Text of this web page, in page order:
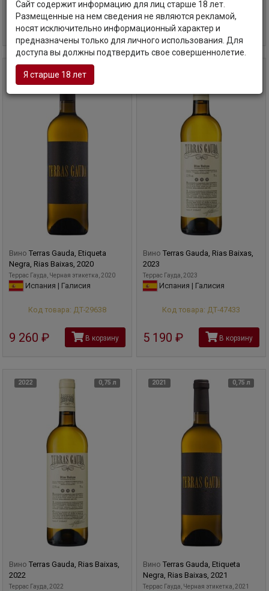
3 170 руб В корзину 13 070 рубВ корзину
2020
Вино Terras Gauda, Etiqueta
Negra, Rias Baixas, 2020
Террас Гауда, Черная этикетка, 2020
Испания | Галисия
Код товара: ДТ-29638
9 260 руб В корзину
Вино Terras Gauda, Rias Baixas,
2023
Террас Гауда, 2023
Испания | Галисия
Код товара: ДТ-47433
5 190 руб В корзину
2022 0,75 л
Вино Terras Gauda, Rias Baixas,
2022
Террас Гауда, 2022
2021 0,75 л
Вино Terras Gauda, Etiqueta
Negra, Rias Baixas, 2021
Террас Гауда, Черная этикетка, 2021
Сайт содержит информацию для лиц старше 18 лет.
Размещенные на нем сведения не являются рекламой,
носят исключительно информационный характер и
предназначены только для личного использования. Для
доступа вы должны подтвердить свое совершеннолетие.
Я старше 18 лет